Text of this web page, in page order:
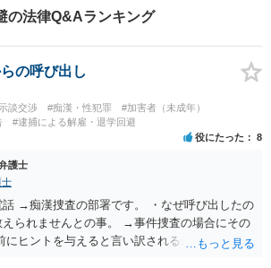
ん。 お気軽にご相談くださ
い。
の法律Q&Aランキング
の呼び出し
談交渉 #痴漢・性犯罪
#加害者（未成年）
#逮捕による解雇・退学回避
役にたった 8
護士
士
話 →痴漢捜査の部署です。 ・なぜ呼び出したの
られませんとの事。 →事件捜査の場合にその
にヒントを与えると言い訳されるからです。 ・